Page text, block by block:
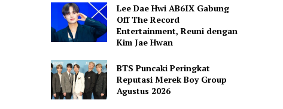
Lee Dae Hwi AB6IX Gabung
Off The Record
Entertainment, Reuni dengan
Kim Jae Hwan
BTS Puncaki Peringkat
Reputasi Merek Boy Group
Agustus 2026